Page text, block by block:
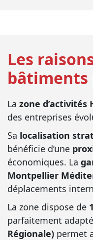
Les
bâtiments
La zone d’activités
des entreprises
Sa localisation
bénéficie d’une
économiques. La
Montpellier
déplacements
La zone dispose de
parfaitement
Régionale) permet